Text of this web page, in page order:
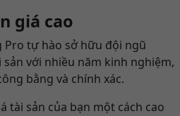
giá cao
Pro tự hào sở hữu đội ngũ
với nhiều năm kinh nghiệm,
bằng và chính xác.
tài sản của bạn một cách cao